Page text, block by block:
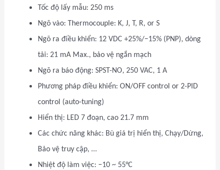
Tốc độ lấy mẫu: 250 ms
Ngõ vào: Thermocouple: K, J, T, R, or S
Ngõ ra điều khiển: 12 VDC +25%/−15% (PNP), dòng
tải: 21 mA Max., bảo vệ ngắn mạch
Ngõ ra báo động: SPST-NO, 250 VAC, 1 A
Phương pháp điều khiển: ON/OFF control or 2-PID
control (auto-tuning)
Hiển thị: LED 7 đoạn, cao 21.7 mm
Các chức năng khác: Bù giá trị hiển thị, Chạy/Dừng,
Bảo vệ truy cập, …
Nhiệt độ làm việc: −10 ~ 55°C